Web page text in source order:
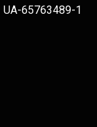
UA-65763489-1